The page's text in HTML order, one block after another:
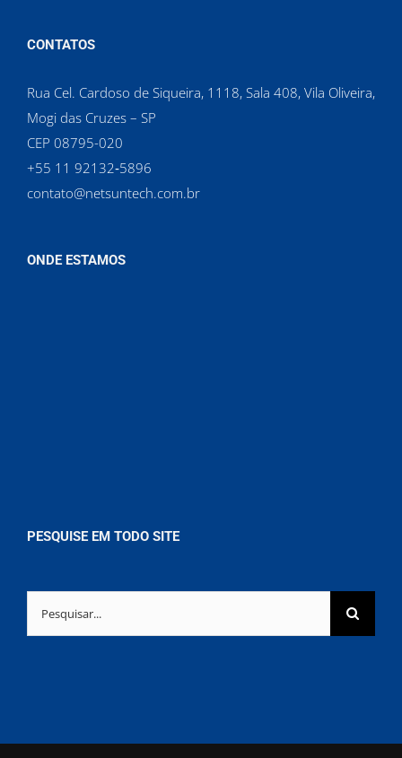
CONTATOS
Rua Cel. Cardoso de Siqueira, 1118, Sala 408, Vila Oliveira,
Mogi das Cruzes – SP
CEP 08795-020
‪+55 11 92132‑5896‬
contato@netsuntech.com.br
ONDE ESTAMOS
PESQUISE EM TODO SITE